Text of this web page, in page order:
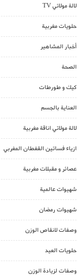
لالة مولاتي TV
حلويات مغربية
أخبار المشاهير
الصحة
كيك و طورطات
العناية بالجسم
لالة مولاتي اناقة مغربية
ازياء فساتين القفطان المغربي
عصائر و مقبلات مغربية
شهيوات عالمية
شهيوات رمضان
وصفات لانقاص الوزن
حلويات العيد
وصفات لزيادة الوزن